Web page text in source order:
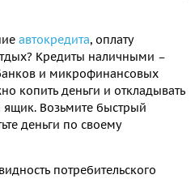
автокредита, оплату
Кредиты наличными –
и микрофинансовых
копить деньги и откладывать
Возьмите быстрый
деньги по своему
потребительского